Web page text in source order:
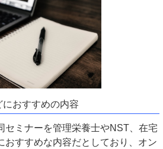
おすすめの内容
セミナーを管理栄養士やNST、在宅
おすすめな内容だとしており、オン